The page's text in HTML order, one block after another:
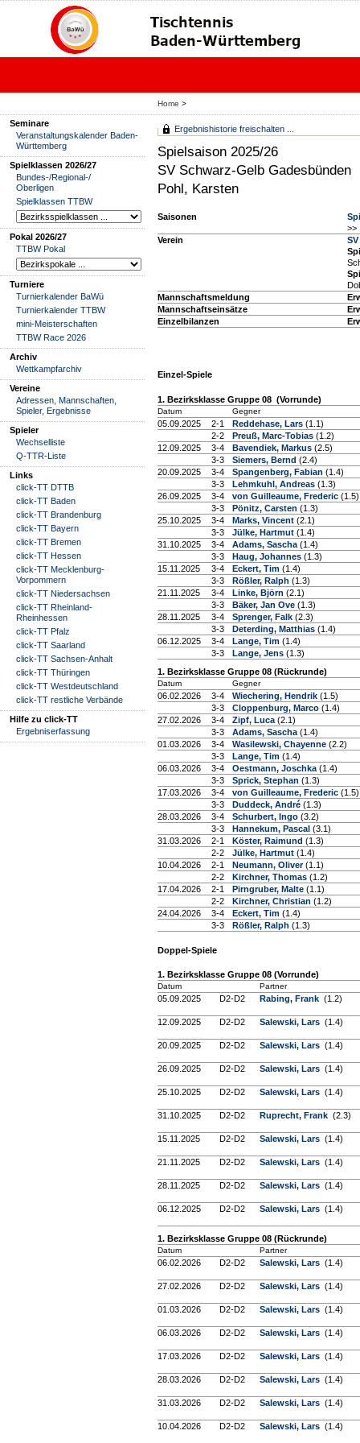
Home >
Seminare
Veranstaltungskalender Baden-
Württemberg
Spielklassen 2026/27
Bundes-/Regional-/
Oberligen
Spielklassen TTBW
Pokal 2026/27
TTBW Pokal
Turniere
Turnierkalender BaWü
Turnierkalender TTBW
mini-Meisterschaften
TTBW Race 2026
Archiv
Wettkampfarchiv
Vereine
Adressen, Mannschaften,
Spieler, Ergebnisse
Spieler
Wechselliste
Q-TTR-Liste
Links
click-TT DTTB
click-TT Baden
click-TT Brandenburg
click-TT Bayern
click-TT Bremen
click-TT Hessen
click-TT Mecklenburg-
Vorpommern
click-TT Niedersachsen
click-TT Rheinland-
Rheinhessen
click-TT Pfalz
click-TT Saarland
click-TT Sachsen-Anhalt
click-TT Thüringen
click-TT Westdeutschland
click-TT restliche Verbände
Hilfe zu click-TT
Ergebniserfassung
Ergebnishistorie freischalten ...
Spielsaison 2025/26
SV Schwarz-Gelb Gadesbünden
Pohl, Karsten
Saisonen
>>
Verein
Mannschaftsmeldung
Mannschaftseinsätze
Einzelbilanzen
Einzel-Spiele
1. Bezirksklasse Gruppe 08 (Vorrunde)
Datum Gegner
05.09.2025 2-1 Reddehase, Lars (1.1)
2-2
Preuß, Marc-Tobias (1.2)
12.09.2025
3-4 Bavendiek, Markus (2.5)
3-3
Siemers, Bernd (2.4)
20.09.2025
3-4 Spangenberg, Fabian (1.4)
3-3
Lehmkuhl, Andreas (1.3)
26.09.2025
3-4 von Guilleaume, Frederic (1.5)
3-3
Pönitz, Carsten (1.3)
25.10.2025
3-4 Marks, Vincent (2.1)
3-3
Jülke, Hartmut (1.4)
31.10.2025
3-4 Adams, Sascha (1.4)
3-3
Haug, Johannes (1.3)
15.11.2025
3-4 Eckert, Tim (1.4)
3-3
Rößler, Ralph (1.3)
21.11.2025
3-4 Linke, Björn (2.1)
3-3
Bäker, Jan Ove (1.3)
28.11.2025
3-4 Sprenger, Falk (2.3)
3-3
Deterding, Matthias (1.4)
06.12.2025
3-4 Lange, Tim (1.4)
3-3
Lange, Jens (1.3)
1. Bezirksklasse Gruppe 08 (Rückrunde)
Datum Gegner
06.02.2026 3-4 Wiechering, Hendrik (1.5)
3-3
Cloppenburg, Marco (1.4)
27.02.2026
3-4 Zipf, Luca (2.1)
3-3
Adams, Sascha (1.4)
01.03.2026
3-4 Wasilewski, Chayenne (2.2)
3-3
Lange, Tim (1.4)
06.03.2026
3-4 Oestmann, Joschka (1.4)
3-3
Sprick, Stephan (1.3)
17.03.2026
3-4 von Guilleaume, Frederic (1.5)
3-3
Duddeck, André (1.3)
28.03.2026
3-4 Schurbert, Ingo (3.2)
3-3
Hannekum, Pascal (3.1)
31.03.2026
2-1 Köster, Raimund (1.3)
2-2
Jülke, Hartmut (1.4)
10.04.2026
2-1 Neumann, Oliver(1.1)
2-2
Kirchner, Thomas (1.2)
17.04.2026
2-1 Pirngruber, Malte (1.1)
2-2
Kirchner, Christian (1.2)
24.04.2026
3-4 Eckert, Tim (1.4)
3-3
Rößler, Ralph (1.3)
Doppel-Spiele
1. Bezirksklasse Gruppe 08 (Vorrunde)
Datum Partner
05.09.2025 D2-D2 Rabing, Frank (1.2)
12.09.2025 D2-D2 Salewski, Lars (1.4)
20.09.2025 D2-D2 Salewski, Lars (1.4)
26.09.2025 D2-D2 Salewski, Lars (1.4)
25.10.2025 D2-D2 Salewski, Lars (1.4)
31.10.2025 D2-D2 Ruprecht, Frank (2.3)
15.11.2025 D2-D2 Salewski, Lars (1.4)
21.11.2025 D2-D2 Salewski, Lars (1.4)
28.11.2025 D2-D2 Salewski, Lars (1.4)
06.12.2025 D2-D2 Salewski, Lars (1.4)
1. Bezirksklasse Gruppe 08 (Rückrunde)
Datum Partner
06.02.2026 D2-D2 Salewski, Lars (1.4)
27.02.2026 D2-D2 Salewski, Lars (1.4)
01.03.2026 D2-D2 Salewski, Lars (1.4)
06.03.2026 D2-D2 Salewski, Lars (1.4)
17.03.2026 D2-D2 Salewski, Lars (1.4)
28.03.2026 D2-D2 Salewski, Lars (1.4)
31.03.2026 D2-D2 Salewski, Lars (1.4)
10.04.2026 D2-D2 Salewski, Lars (1.4)